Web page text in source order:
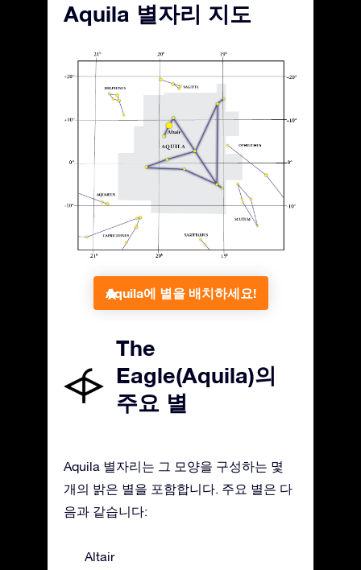
Aquila 별자리 지도
Aquila에 별을 배치하세요!
The
Eagle(Aquila)의
주요 별
Aquila 별자리는 그 모양을 구성하는 몇
개의 밝은 별을 포함합니다. 주요 별은 다
음과 같습니다:
Altair